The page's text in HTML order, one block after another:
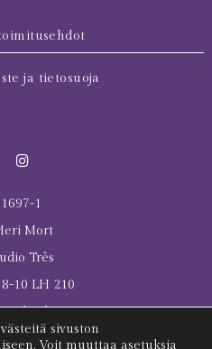
ja tietosuoja
1
Mort
Très
10 LH 210
Helsinki
Meri Mort
sivuston
Voit muuttaa asetuksia